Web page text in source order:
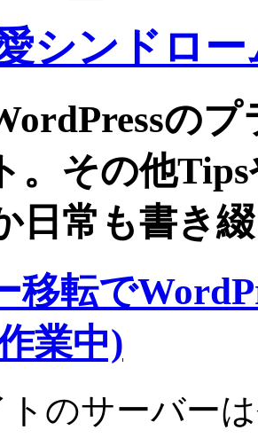
シンドロー
の
。その他
日常も書き
移転で
業中)
トのサーバー